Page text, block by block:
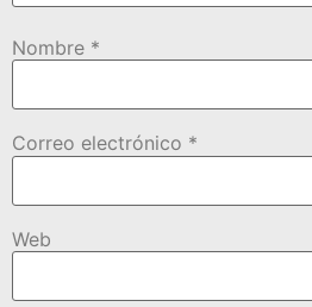
Nombre *
Correo electrónico *
Web